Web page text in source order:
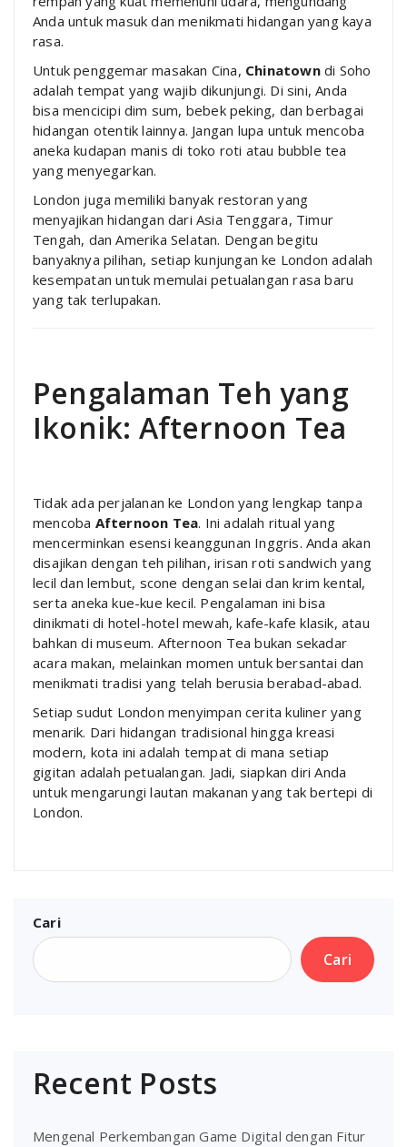
Anda untuk masuk dan menikmati hidangan yang kaya
rasa.
Untuk penggemar masakan Cina, Chinatowndi Soho
adalah tempat yang wajib dikunjungi. Di sini, Anda
bisa mencicipi dim sum, bebek peking, dan berbagai
hidangan otentik lainnya. Jangan lupa untuk mencoba
aneka kudapan manis di toko roti atau bubble tea
yang menyegarkan.
London juga memiliki banyak restoran yang
menyajikan hidangan dari Asia Tenggara, Timur
Tengah, dan Amerika Selatan. Dengan begitu
banyaknya pilihan, setiap kunjungan ke London adalah
kesempatan untuk memulai petualangan rasa baru
yang tak terlupakan.
Pengalaman Teh yang
Ikonik: Afternoon Tea
Tidak ada perjalanan ke London yang lengkap tanpa
mencoba Afternoon Tea. Ini adalah ritual yang
mencerminkan esensi keanggunan Inggris. Anda akan
disajikan dengan teh pilihan, irisan roti sandwich yang
lecil dan lembut, scone dengan selai dan krim kental,
serta aneka kue-kue kecil. Pengalaman ini bisa
dinikmati di hotel-hotel mewah, kafe-kafe klasik, atau
bahkan di museum. Afternoon Tea bukan sekadar
acara makan, melainkan momen untuk bersantai dan
menikmati tradisi yang telah berusia berabad-abad.
Setiap sudut London menyimpan cerita kuliner yang
menarik. Dari hidangan tradisional hingga kreasi
modern, kota ini adalah tempat di mana setiap
gigitan adalah petualangan. Jadi, siapkan diri Anda
untuk mengarungi lautan makanan yang tak bertepi di
London.
Cari
Cari
Recent Posts
Mengenal Perkembangan Game Digital dengan Fitur